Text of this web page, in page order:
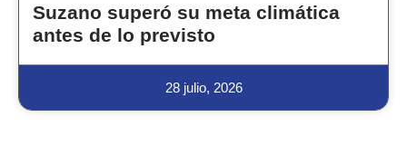
Suzano superó su meta climática
antes de lo previsto
28 julio, 2026